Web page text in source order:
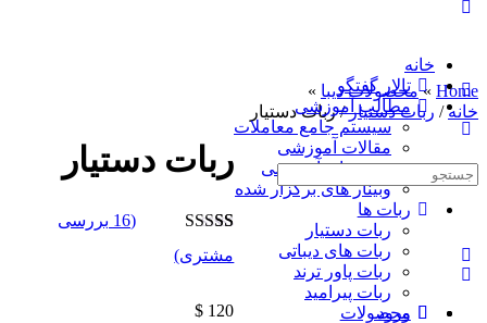
خانه
تالار گفتگو
مطالب آموزشی
سیستم جامع معاملات
مقالات آموزشی
دوره های آموزشی
وبینار های برگزار شده
ربات ها
ربات دستیار
ربات های دیباتی
ربات پاور ترند
ربات پیرامید
محصولات
جست
ورود
Home
»محصولات دیبا »
خانه/ ربات دستیار/ ربات دستیار
ربات دستیار
امتیازدهی
5.00از 5 در
16
مشتری
(
16 بررسی
مشتری)
$ 120